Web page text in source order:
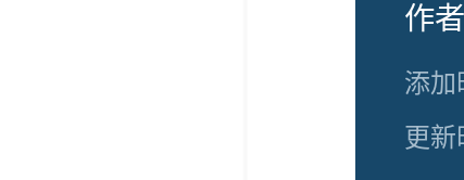
作
添加
更新